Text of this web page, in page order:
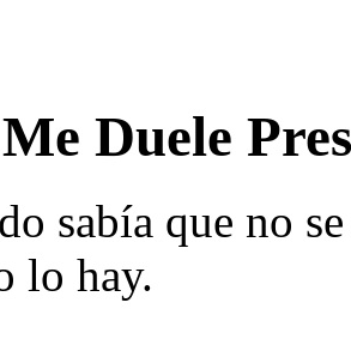
Duele
sabía que no
lo hay.